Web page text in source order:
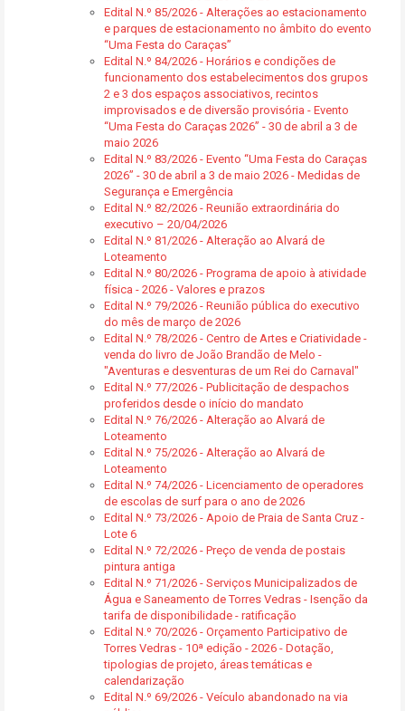
Edital N.º 85/2026 - Alterações ao estacionamento
e parques de estacionamento no âmbito do evento
“Uma Festa do Caraças”
Edital N.º 84/2026 - Horários e condições de
funcionamento dos estabelecimentos dos grupos
2 e 3 dos espaços associativos, recintos
improvisados e de diversão provisória - Evento
“Uma Festa do Caraças 2026” - 30 de abril a 3 de
maio 2026
Edital N.º 83/2026 - Evento “Uma Festa do Caraças
2026” - 30 de abril a 3 de maio 2026 - Medidas de
Segurança e Emergência
Edital N.º 82/2026 - Reunião extraordinária do
executivo – 20/04/2026
Edital N.º 81/2026 - Alteração ao Alvará de
Loteamento
Edital N.º 80/2026 - Programa de apoio à atividade
física - 2026 - Valores e prazos
Edital N.º 79/2026 - Reunião pública do executivo
do mês de março de 2026
Edital N.º 78/2026 - Centro de Artes e Criatividade -
venda do livro de João Brandão de Melo -
"Aventuras e desventuras de um Rei do Carnaval"
Edital N.º 77/2026 - Publicitação de despachos
proferidos desde o início do mandato
Edital N.º 76/2026 - Alteração ao Alvará de
Loteamento
Edital N.º 75/2026 - Alteração ao Alvará de
Loteamento
Edital N.º 74/2026 - Licenciamento de operadores
de escolas de surf para o ano de 2026
Edital N.º 73/2026 - Apoio de Praia de Santa Cruz -
Lote 6
Edital N.º 72/2026 - Preço de venda de postais
pintura antiga
Edital N.º 71/2026 - Serviços Municipalizados de
Água e Saneamento de Torres Vedras - Isenção da
tarifa de disponibilidade - ratificação
Edital N.º 70/2026 - Orçamento Participativo de
Torres Vedras - 10ª edição - 2026 - Dotação,
tipologias de projeto, áreas temáticas e
calendarização
Edital N.º 69/2026 - Veículo abandonado na via